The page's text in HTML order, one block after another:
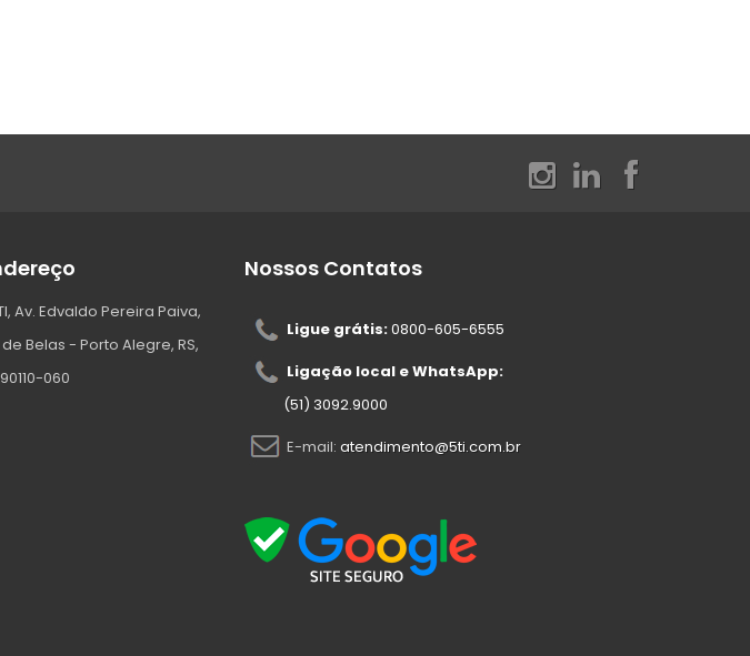
Av. Edvaldo Pereira Paiva,
Belas - Porto Alegre, RS,
060
Nossos Contatos
Ligue grátis:0800-605-6555
Ligação local e WhatsApp:
(51) 3092.9000
E-mail: atendimento@5ti.com.br